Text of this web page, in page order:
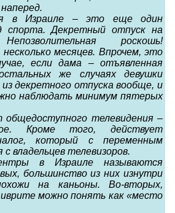
в Израиле – это еще один
спорта. Декретный отпуск на
роскошь!
месяцев. Впрочем, это
если дама – отъявленная
же случаях девушки
декретного отпуска вообще, и
наблюдать минимум пятерых
общедоступного телевидения –
Кроме того, действует
который с переменным
с владельцев телевизоров.
в Израиле называются
большинство из них изнутри
на каньоны. Во-вторых,
иврите можно понять как «место